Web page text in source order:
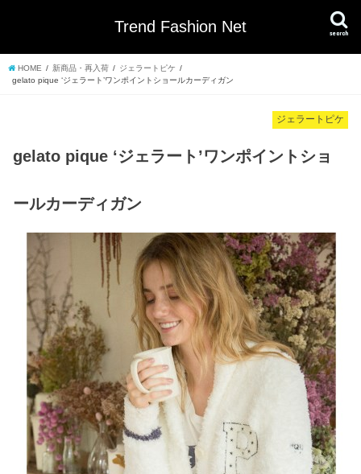
Trend Fashion Net search
HOME 新商品・再入荷
ジェラートピケ
gelato pique ‘ジェラート’ワンポイントショールカーディガン
ジェラートピケ
gelato pique ‘ジェラート’ワンポイントショ
ールカーディガン